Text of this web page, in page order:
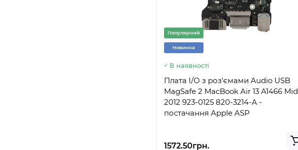
Популярний
Новинка
В наявності
Плата I/O з роз'ємами Audio USB
MagSafe 2 MacBook Air 13 A1466 Mid
2012 923-0125 820-3214-A -
постачання Apple ASP
1572.50грн.